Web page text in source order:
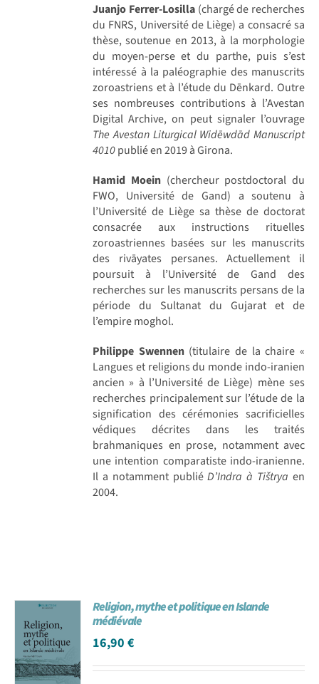
Juanjo Ferrer-Losilla(chargé de recherches
du FNRS, Université de Liège) a consacré sa
thèse, soutenue en 2013, à la morphologie
du moyen-perse et du parthe, puis s’est
intéressé à la paléographie des manuscrits
zoroastriens et à l’étude du Dēnkard. Outre
ses nombreuses contributions à l’Avestan
Digital Archive, on peut signaler l’ouvrage
The Avestan Liturgical Widēwdād Manuscript
4010publié en 2019 à Girona.
Hamid Moein(chercheur postdoctoral du
FWO, Université de Gand) a soutenu à
l’Université de Liège sa thèse de doctorat
consacrée aux instructions rituelles
zoroastriennes basées sur les manuscrits
des rivāyates persanes. Actuellement il
poursuit à l’Université de Gand des
recherches sur les manuscrits persans de la
période du Sultanat du Gujarat et de
l’empire moghol.
Philippe Swennen(titulaire de la chaire «
Langues et religions du monde indo-iranien
ancien » à l’Université de Liège) mène ses
recherches principalement sur l’étude de la
signification des cérémonies sacrificielles
védiques décrites dans les traités
brahmaniques en prose, notamment avec
une intention comparatiste indo-iranienne.
Il a notamment publiéD’Indra à Tištrya en
2004.
Religion, mythe et politique en Islande
médiévale
16,90€